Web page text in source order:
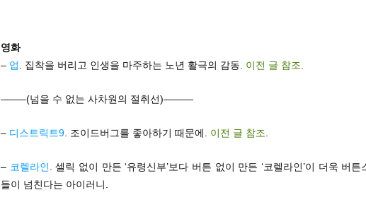
영화
– 업. 집착을 버리고 인생을 마주하는 노년 활극의 감동. 이전 글 참조.
——–(넘을 수 없는 사차원의 절취선)———
– 디스트릭트9. 조이드버그를 좋아하기 때문에. 이전 글 참조
– 코렐라인 . 셀릭 없이 만든 ‘유령신부’보다 버튼 없이 만든 ‘코렐라인’이 더욱 버튼
들이 넘친다는 아이러니.